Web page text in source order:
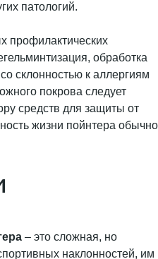
патологий.
профилактических
обработка
склонностью к аллергиям
покрова следует
средств для защиты от
жизни пойнтера обычно
– это сложная, но
наклонностей, им